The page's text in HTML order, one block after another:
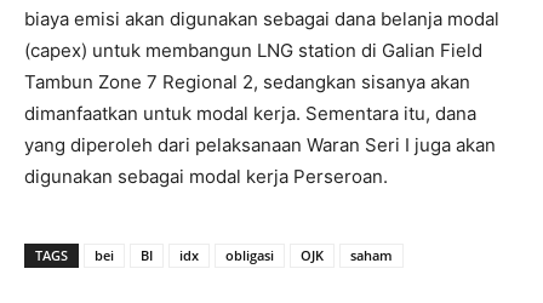
biaya emisi akan digunakan sebagai dana belanja modal
(capex) untuk membangun LNG station di Galian Field
Tambun Zone 7 Regional 2, sedangkan sisanya akan
dimanfaatkan untuk modal kerja. Sementara itu, dana
yang diperoleh dari pelaksanaan Waran Seri I juga akan
digunakan sebagai modal kerja Perseroan.
TAGS bei BI idx obligasi OJK saham